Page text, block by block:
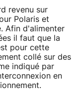
revenu sur
Polaris et
Afin d'alimenter
il faut que la
pour cette
collé sur des
indiqué par
en